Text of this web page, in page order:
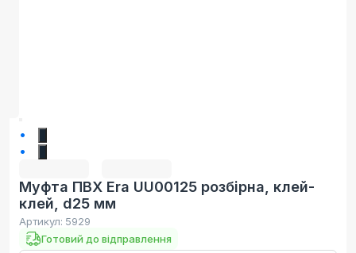
Муфта ПВХ Era UU00125 розбірна, клей-
клей, d25 мм
Артикул: 5929
Готовий до відправлення